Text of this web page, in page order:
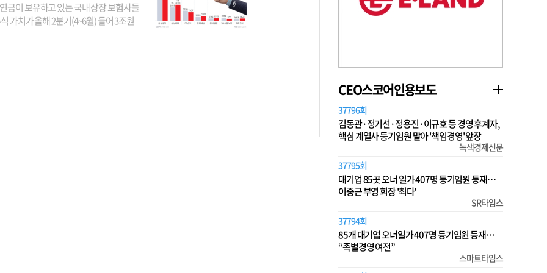
금이 보유하고 있는 국내 상장 보험사들
가치가 올해 2분기(4~6월) 들어 3조원
CEO스코어인용보도
37796회
김동관·정기선·정용진·이규호 등 경영 후계자,
핵심 계열사 등기임원 맡아 '책임경영' 앞장
녹색경제신문
37795회
대기업 85곳 오너 일가 407명 등기임원 등재…
이중근 부영 회장 '최다'
SR타임스
37794회
85개 대기업 오너일가 407명 등기임원 등재…
“족벌경영 여전”
스마트타임스